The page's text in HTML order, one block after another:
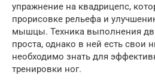
упражнение на квадрицепс,
прорисовке рельефа и
мышцы. Техника выполнения
проста, однако в ней есть свои
необходимо знать для
тренировки ног.